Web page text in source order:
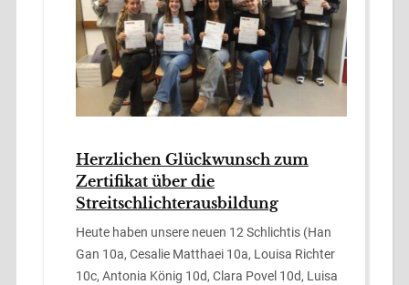
Herzlichen Glückwunsch zum
Zertifikat über die
Streitschlichterausbildung
Heute haben unsere neuen 12 Schlichtis (Han
Gan 10a, Cesalie Matthaei 10a, Louisa Richter
10c, Antonia König 10d, Clara Povel 10d, Luisa